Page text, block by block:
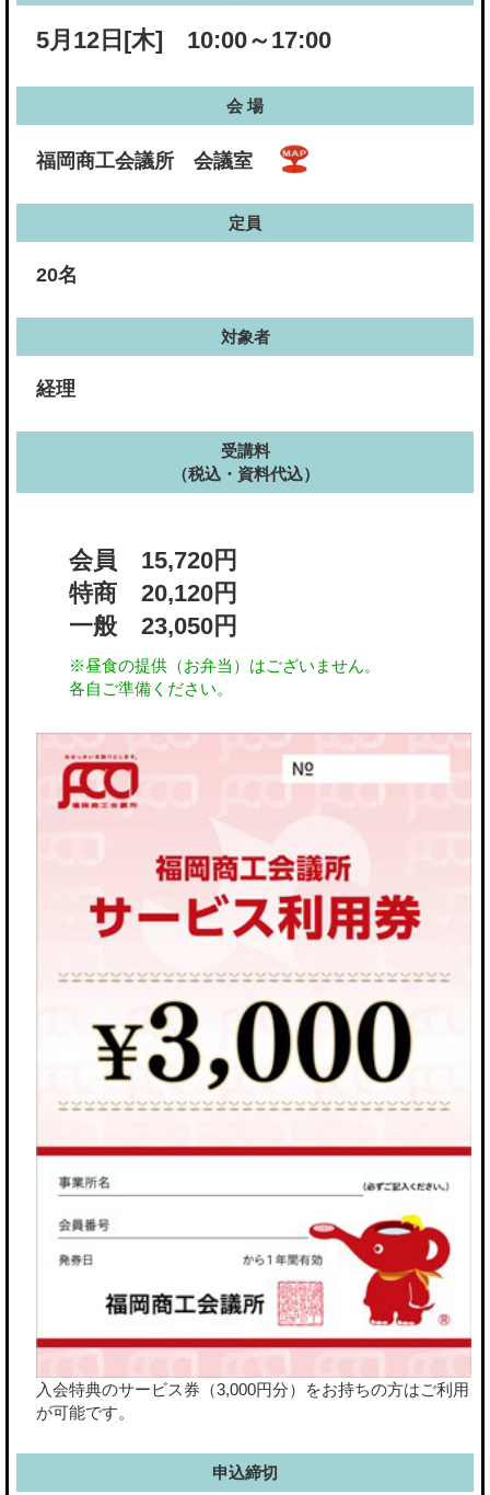
5月12日[木] 10:00～17:00
会 場
福岡商工会議所 会議室
定員
20名
対象者
経理
受講料
（税込・資料代込）
会員 15,720円
特商 20,120円
一般 23,050円
※昼食の提供（お弁当）はございません。
各自ご準備ください。
入会特典のサービス券（3,000円分）をお持ちの方はご利用
が可能です。
申込締切